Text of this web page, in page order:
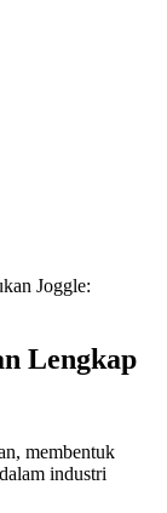
Joggle:
Lengkap
membentuk
industri